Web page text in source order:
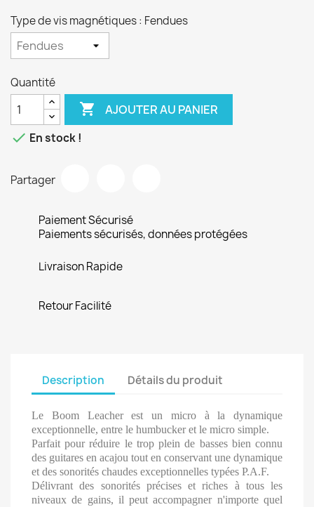
Type de vis magnétiques : Fendues
Quantité
 AJOUTER AU PANIER
 En stock !
Partager
Paiement Sécurisé
Paiements sécurisés, données protégées
Livraison Rapide
Retour Facilité
Description Détails du produit
Le Boom Leacher est un micro à la dynamique
exceptionnelle, entre le humbucker et le micro simple.
Parfait pour réduire le trop plein de basses bien connu
des guitares en acajou tout en conservant une dynamique
et des sonorités chaudes exceptionnelles typées P.A.F.
Délivrant des sonorités précises et riches à tous les
niveaux de gains, il peut accompagner n'importe quel